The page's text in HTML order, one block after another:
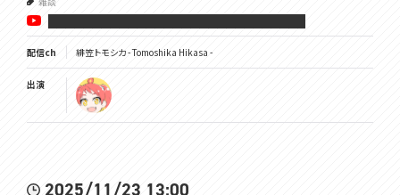
██████████████████
配信ch 緋笠トモシカ - Tomoshika Hikasa -
出演
2025/11/23 13:00